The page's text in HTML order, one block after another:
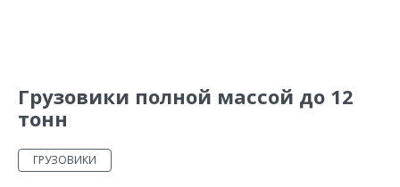
Грузовики полной массой до 12
тонн
ГРУЗОВИКИ